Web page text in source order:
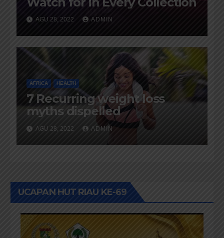
AGU 28, 2022 ADMIN
AFRICA HEALTH
7 Recurring weight loss
myths dispelled
AGU 28, 2022 ADMIN
UCAPAN HUT RIAU KE-69